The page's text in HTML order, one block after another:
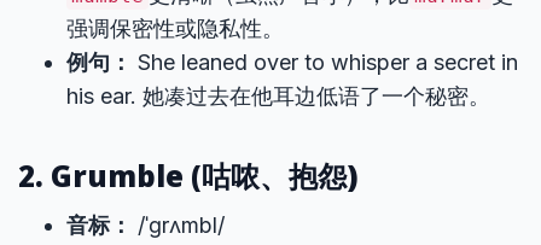
强调保密性或隐私性。
例句： She leaned over to whisper a secret in
his ear. 她凑过去在他耳边低语了一个秘密。
2. Grumble (咕哝、抱怨)
音标：
/ˈɡrʌmbl/